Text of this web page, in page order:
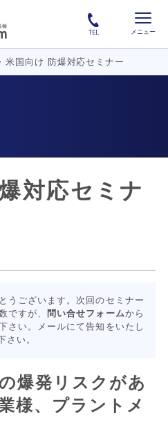
TEL メニュー
米国向け 防爆対応セミナー
対応セミナ
うございます。次回のセミナー
ですが、
問い合せフォームから
さい。メールにて告知をいたし
さい。
爆発リスクがあ
様、プラントメ